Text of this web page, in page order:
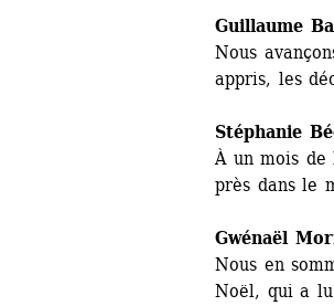
Guillaume
Nous
appris, les
Stéphanie
À un mois de
près dans le
Gwénaël
Nous en
Noël, qui a lu